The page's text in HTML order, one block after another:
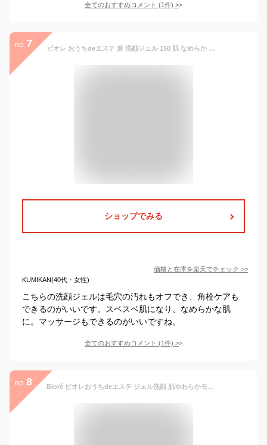
全てのおすすめコメント (1件) >
no. 7 ビオレ おうちdeエステ 炭 洗顔ジェル 150 肌 なめらか マッサージ 数量限定 脂 肌 毛穴 汚れ 角栓 オフ 黒 お風呂 顔 洗う 鼻 すべすべ 花王 150g
ショップでみる
価格と在庫を楽天でチェック >>
KUMIKAN(40代・女性)
こちらの洗顔ジェルは毛穴の汚れもオフでき、角栓ケアも
できるのがいいです。スベスベ肌になり、なめらかな肌
に。マッサージもできるのがいいですね。
全てのおすすめコメント (1件) >
no. 8 Bioré ビオレおうちdeエステ ジェル洗顔 肌やわらかモイスト リラックスアロマの香り 180ｇ 毛穴 角栓崩壊 毛穴汚れ